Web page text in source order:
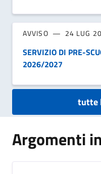
AVVISO 24 LUG
SERVIZIO DI PRE-
2026/2027
tutte
Argomenti